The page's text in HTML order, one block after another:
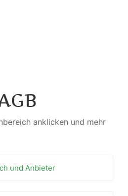
anklicken und mehr
und Anbieter